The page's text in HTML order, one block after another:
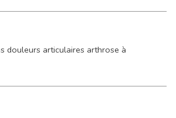
douleurs articulaires arthrose à